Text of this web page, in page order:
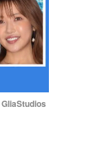
GliaStudios